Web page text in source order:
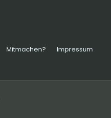
Mitmachen?
Impressum